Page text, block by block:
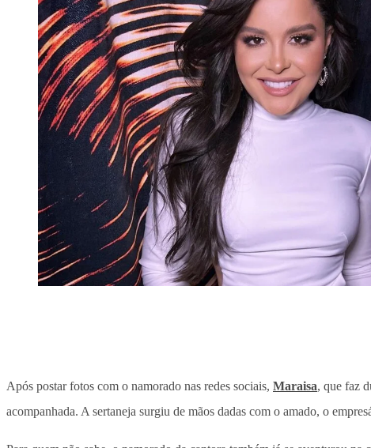
Após postar fotos com o namorado nas redes sociais, Maraisa, que faz
acompanhada. A sertaneja surgiu de mãos dadas com o amado, o